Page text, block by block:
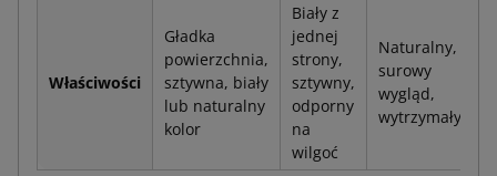
Właściwości
Gładka
powierzchnia,
sztywna, biały
lub naturalny
kolor
Biały z
jednej
strony,
sztywny,
odporny
na
wilgoć
Naturalny,
surowy
wygląd,
wytrzymały